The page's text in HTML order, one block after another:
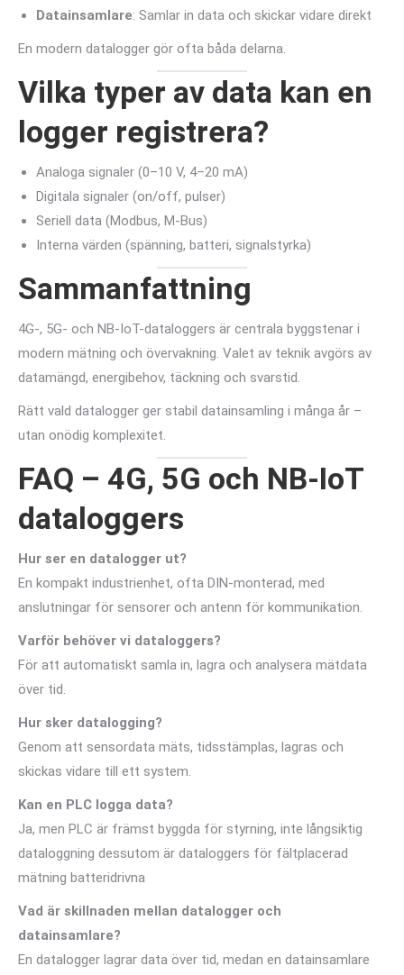
Datainsamlare: Samlar in data och skickar vidare direkt
En modern datalogger gör ofta båda delarna.
Vilka typer av data kan en
logger registrera?
Analoga signaler (0–10 V, 4–20 mA)
Digitala signaler (on/off, pulser)
Seriell data (Modbus, M-Bus)
Interna värden (spänning, batteri, signalstyrka)
Sammanfattning
4G-, 5G- och NB-IoT-dataloggers är centrala byggstenar i
modern mätning och övervakning. Valet av teknik avgörs av
datamängd, energibehov, täckning och svarstid.
Rätt vald datalogger ger stabil datainsamling i många år –
utan onödig komplexitet.
FAQ – 4G, 5G och NB-IoT
dataloggers
Hur ser en datalogger ut?
En kompakt industrienhet, ofta DIN-monterad, med
anslutningar för sensorer och antenn för kommunikation.
Varför behöver vi dataloggers?
För att automatiskt samla in, lagra och analysera mätdata
över tid.
Hur sker datalogging?
Genom att sensordata mäts, tidsstämplas, lagras och
skickas vidare till ett system.
Kan en PLC logga data?
Ja, men PLC är främst byggda för styrning, inte långsiktig
dataloggning dessutom är dataloggers för fältplacerad
mätning batteridrivna
Vad är skillnaden mellan datalogger och
datainsamlare?
En datalogger lagrar data över tid, medan en datainsamlare